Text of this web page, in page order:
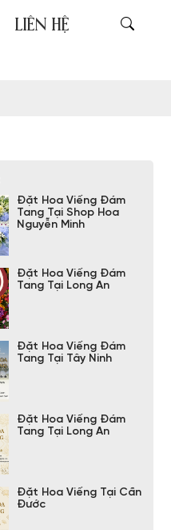
LIÊN HỆ
Đặt Hoa Viếng Đám
Tang Tại Shop Hoa
Nguyễn Minh
Đặt Hoa Viếng Đám
Tang Tại Long An
Đặt Hoa Viếng Đám
Tang Tại Tây Ninh
Đặt Hoa Viếng Đám
Tang Tại Long An
Đặt Hoa Viếng Tại Cần
Đước